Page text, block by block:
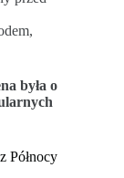
była o
Północy